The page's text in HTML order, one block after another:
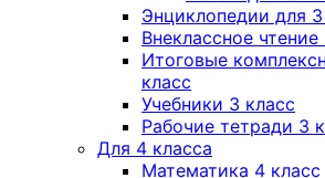
Энциклопедии для 3
Внеклассное чтение
Итоговые
класс
Учебники 3 класс
Рабочие тетради 3
Для 4 класса
Математика 4 класс